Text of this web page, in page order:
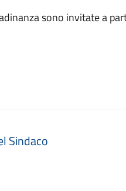
sono invitate a
Sindaco